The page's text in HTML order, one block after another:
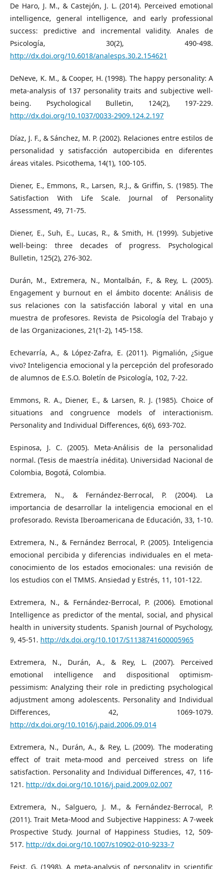
De Haro, J. M., & Castejón, J. L. (2014). Perceived emotional
intelligence, general intelligence, and early professional
success: predictive and incremental validity. Anales de
Psicología, 30(2), 490-498.
http://dx.doi.org/10.6018/analesps.30.2.154621
DeNeve, K. M., & Cooper, H. (1998). The happy personality: A
meta-analysis of 137 personality traits and subjective well-
being. Psychological Bulletin, 124(2), 197-229.
http://dx.doi.org/10.1037/0033-2909.124.2.197
Díaz, J. F., & Sánchez, M. P. (2002). Relaciones entre estilos de
personalidad y satisfacción autopercibida en diferentes
áreas vitales. Psicothema, 14(1), 100-105.
Diener, E., Emmons, R., Larsen, R.J., & Griffin, S. (1985). The
Satisfaction With Life Scale. Journal of Personality
Assessment, 49, 71-75.
Diener, E., Suh, E., Lucas, R., & Smith, H. (1999). Subjetive
well-being: three decades of progress. Psychological
Bulletin, 125(2), 276-302.
Durán, M., Extremera, N., Montalbán, F., & Rey, L. (2005).
Engagement y burnout en el ámbito docente: Análisis de
sus relaciones con la satisfacción laboral y vital en una
muestra de profesores. Revista de Psicología del Trabajo y
de las Organizaciones, 21(1-2), 145-158.
Echevarría, A., & López-Zafra, E. (2011). Pigmalión, ¿Sigue
vivo? Inteligencia emocional y la percepción del profesorado
de alumnos de E.S.O. Boletín de Psicología, 102, 7-22.
Emmons, R. A., Diener, E., & Larsen, R. J. (1985). Choice of
situations and congruence models of interactionism.
Personality and Individual Differences, 6(6), 693-702.
Espinosa, J. C. (2005). Meta-Análisis de la personalidad
normal. (Tesis de maestría inédita). Universidad Nacional de
Colombia, Bogotá, Colombia.
Extremera, N., & Fernández-Berrocal, P. (2004). La
importancia de desarrollar la inteligencia emocional en el
profesorado. Revista Iberoamericana de Educación, 33, 1-10.
Extremera, N., & Fernández Berrocal, P. (2005). Inteligencia
emocional percibida y diferencias individuales en el meta-
conocimiento de los estados emocionales: una revisión de
los estudios con el TMMS. Ansiedad y Estrés, 11, 101-122.
Extremera, N., & Fernández-Berrocal, P. (2006). Emotional
Intelligence as predictor of the mental, social, and physical
health in university students. Spanish Journal of Psychology,
9, 45-51. http://dx.doi.org/10.1017/S1138741600005965
Extremera, N., Durán, A., & Rey, L. (2007). Perceived
emotional intelligence and dispositional optimism-
pessimism: Analyzing their role in predicting psychological
adjustment among adolescents. Personality and Individual
Differences, 42, 1069-1079.
http://dx.doi.org/10.1016/j.paid.2006.09.014
Extremera, N., Durán, A., & Rey, L. (2009). The moderating
effect of trait meta-mood and perceived stress on life
satisfaction. Personality and Individual Differences, 47, 116-
121. http://dx.doi.org/10.1016/j.paid.2009.02.007
Extremera, N., Salguero, J. M., & Fernández-Berrocal, P.
(2011). Trait Meta-Mood and Subjective Happiness: A 7-week
Prospective Study. Journal of Happiness Studies, 12, 509-
517. http://dx.doi.org/10.1007/s10902-010-9233-7
Feist, G. (1998). A meta-analysis of personality in scientific